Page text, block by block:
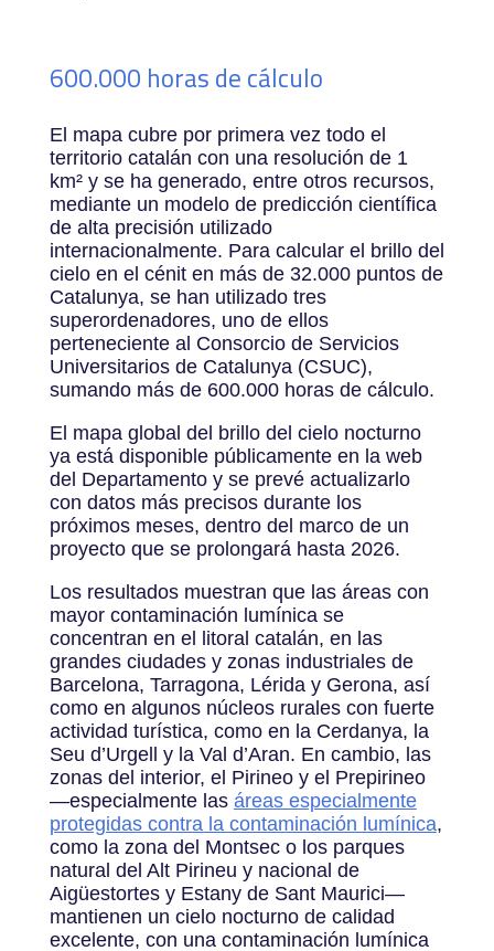
600.000 horas de cálculo
El mapa cubre por primera vez todo el
territorio catalán con una resolución de 1
km² y se ha generado, entre otros recursos,
mediante un modelo de predicción científica
de alta precisión utilizado
internacionalmente. Para calcular el brillo del
cielo en el cénit en más de 32.000 puntos de
Catalunya, se han utilizado tres
superordenadores, uno de ellos
perteneciente al Consorcio de Servicios
Universitarios de Catalunya (CSUC),
sumando más de 600.000 horas de cálculo.
El mapa global del brillo del cielo nocturno
ya está disponible públicamente en la web
del Departamento y se prevé actualizarlo
con datos más precisos durante los
próximos meses, dentro del marco de un
proyecto que se prolongará hasta 2026.
Los resultados muestran que las áreas con
mayor contaminación lumínica se
concentran en el litoral catalán, en las
grandes ciudades y zonas industriales de
Barcelona, Tarragona, Lérida y Gerona, así
como en algunos núcleos rurales con fuerte
actividad turística, como en la Cerdanya, la
Seu d’Urgell y la Val d’Aran. En cambio, las
zonas del interior, el Pirineo y el Prepirineo
—especialmente las áreas especialmente
protegidas contra la contaminación lumínica,
como la zona del Montsec o los parques
natural del Alt Pirineu y nacional de
Aigüestortes y Estany de Sant Maurici—
mantienen un cielo nocturno de calidad
excelente, con una contaminación lumínica